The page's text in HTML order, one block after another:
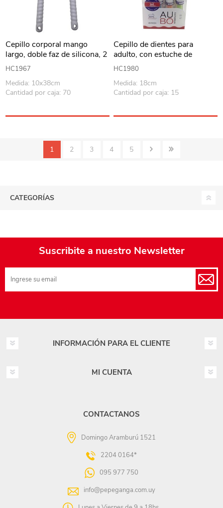
Cepillo corporal mango
largo, doble faz de silicona, 2
colores
HC1967
Medida: 10x38cm
Cantidad por caja: 70
Cepillo de dientes para
adulto, con estuche de
plástico, CAJAx20
HC1980
Medida: 18cm
Cantidad por caja: 15
1 2 3 4 5
CATEGORÍAS
Suscribite a nuestro Newsletter
INFORMACIÓN PARA EL CLIENTE
MI CUENTA
CONTACTANOS
Domingo Aramburú 1521
2204 0164*
095 977 750
info@pepeganga.com.uy